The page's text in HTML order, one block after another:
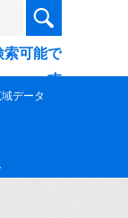
可能で
す
データ